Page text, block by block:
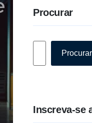
Procurar
Procurar
Inscreva-se